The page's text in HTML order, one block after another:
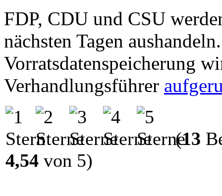
FDP, CDU und CSU
nächsten Tagen
Vorratsdatenspeicherung
Verhandlungsführer
(13
4,54 von 5)